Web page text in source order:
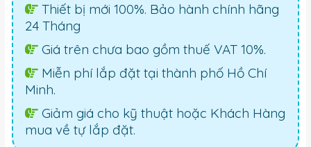
Thiết bị mới 100%. Bảo hành chính hãng
24 Tháng
Giá trên chưa bao gồm thuế VAT 10%.
Miễn phí lắp đặt tại thành phố Hồ Chí
Minh.
Giảm giá cho kỹ thuật hoặc Khách Hàng
mua về tự lắp đặt.